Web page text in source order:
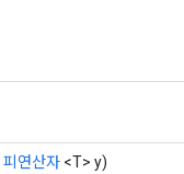
피연산자 <T> y)